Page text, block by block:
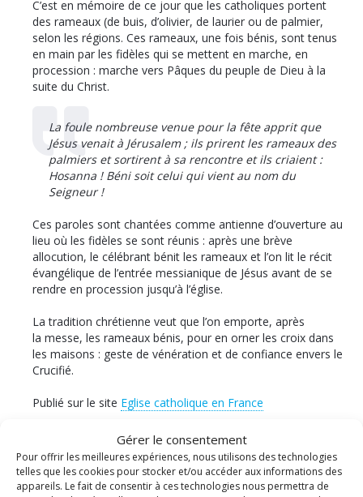
Gérer le consentement
Pour offrir les meilleures expériences, nous utilisons des technologies
telles que les cookies pour stocker et/ou accéder aux informations des
appareils. Le fait de consentir à ces technologies nous permettra de
C’est en mémoire de ce jour que les catholiques portent
des rameaux (de buis, d’olivier, de laurier ou de palmier,
selon les régions. Ces rameaux, une fois bénis, sont tenus
en main par les fidèles qui se mettent en marche, en
procession : marche vers Pâques du peuple de Dieu à la
suite du Christ.
La foule nombreuse venue pour la fête apprit que
Jésus venait à Jérusalem ; ils prirent les rameaux des
palmiers et sortirent à sa rencontre et ils criaient :
Hosanna ! Béni soit celui qui vient au nom du
Seigneur !
Ces paroles sont chantées comme antienne d’ouverture au
lieu où les fidèles se sont réunis : après une brève
allocution, le célébrant bénit les rameaux et l’on lit le récit
évangélique de l’entrée messianique de Jésus avant de se
rendre en procession jusqu’à l’église.
La tradition chrétienne veut que l’on emporte, après
la messe, les rameaux bénis, pour en orner les croix dans
les maisons : geste de vénération et de confiance envers le
Crucifié.
Publié sur le site Eglise catholique en France
Partager cet événément
𝕏